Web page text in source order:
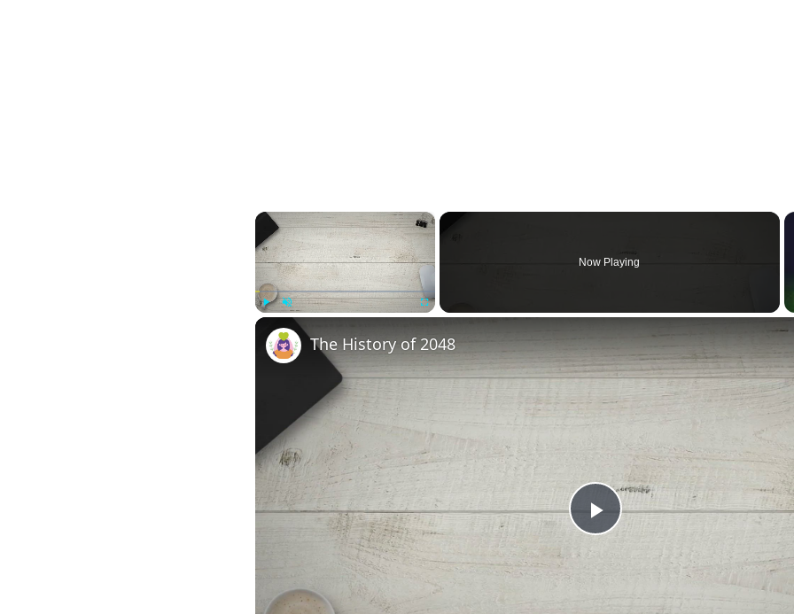
×
Unmute
Now Playing
Play
Video
The History of 2048